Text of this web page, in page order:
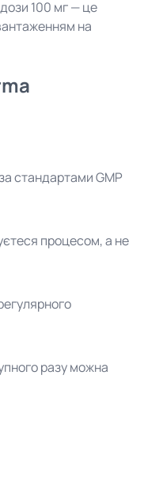
100 мг — це
на
стандартами GMP
процесом, а не
разу можна